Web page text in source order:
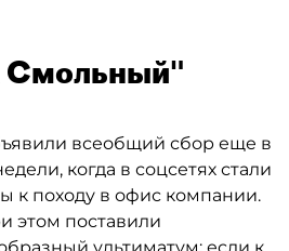
Смольный"
всеобщий сбор еще в
когда в соцсетях стали
к походу в офис компании.
этом поставили